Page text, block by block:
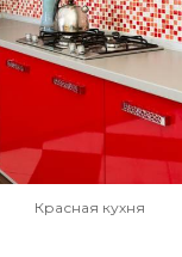
Красная кухня